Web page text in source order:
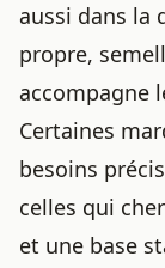
aussi dans la
propre,
accompagne
Certaines
besoins
celles qui
et une base